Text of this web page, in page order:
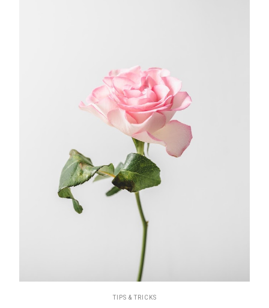
TIPS & TRICKS